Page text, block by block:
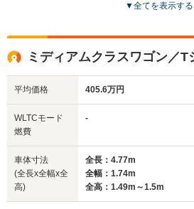
サイズ
(全長x全幅x全高)
全高
1.41m～1.46m
2ド
▼全てを表示する
ミディアムクラスワゴン／
平均価格 405.6万円
WLTCモード
燃費
-
車体寸法
(全長x全幅x全
高)
全長：4.77m
全幅：1.74m
全高：1.49m～1.5m